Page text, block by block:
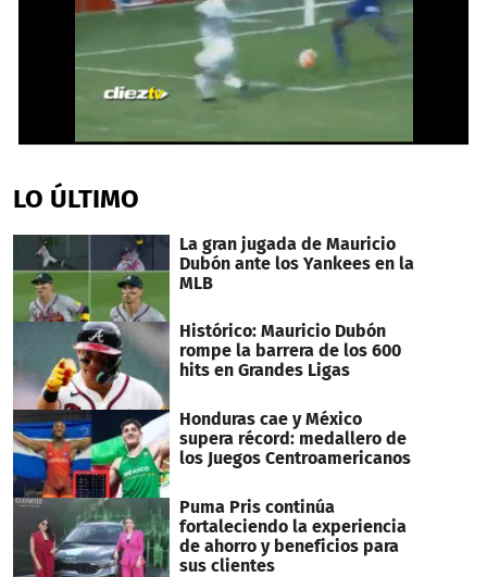
of
22
LO ÚLTIMO
La gran jugada de Mauricio
Dubón ante los Yankees en la
MLB
Histórico: Mauricio Dubón
rompe la barrera de los 600
hits en Grandes Ligas
Honduras cae y México
supera récord: medallero de
los Juegos Centroamericanos
Puma Pris continúa
fortaleciendo la experiencia
de ahorro y beneficios para
sus clientes